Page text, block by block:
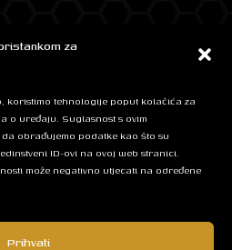
za
koristimo tehnologije poput kolačića za
o uređaju. Suglasnost s ovim
obrađujemo podatke kao što su
ID-ovi na ovoj web stranici.
može negativno utjecati na određene
Prihvati
EUR, uplaćen u cijelosti
- ERSTE & STEIERMÄRKISCHE BANK
385 95 525 5420